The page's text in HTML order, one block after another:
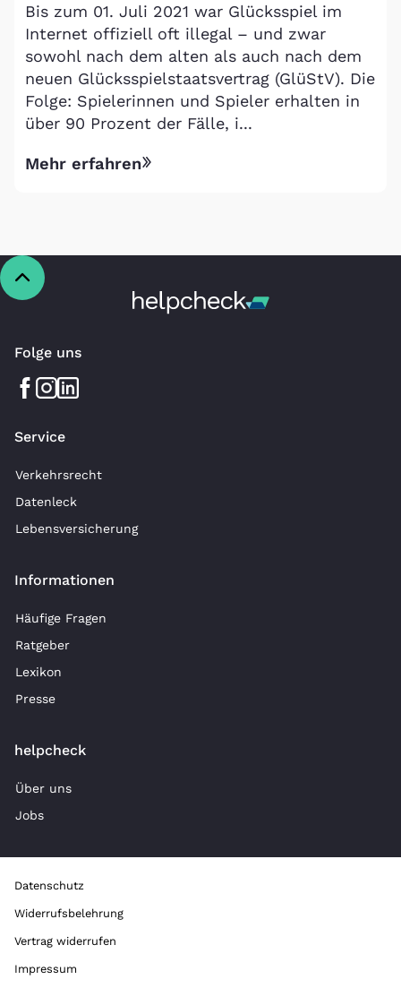
Bis zum 01. Juli 2021 war Glücksspiel im
Internet offiziell oft illegal – und zwar
sowohl nach dem alten als auch nach dem
neuen Glücksspielstaatsvertrag (GlüStV). Die
Folge: Spielerinnen und Spieler erhalten in
über 90 Prozent der Fälle, i...
Mehr erfahren
Folge uns
Service
Verkehrsrecht
Datenleck
Lebensversicherung
Informationen
Häufige Fragen
Ratgeber
Lexikon
Presse
helpcheck
Über uns
Jobs
Datenschutz
Widerrufsbelehrung
Vertrag widerrufen
Impressum